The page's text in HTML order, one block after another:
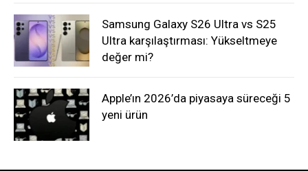
Samsung Galaxy S26 Ultra vs S25
Ultra karşılaştırması: Yükseltmeye
değer mi?
Apple’ın 2026’da piyasaya süreceği 5
yeni ürün